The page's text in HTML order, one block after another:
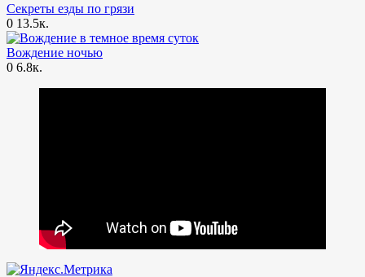
Секреты езды по грязи
0 13.5к.
Вождение ночью
0 6.8к.